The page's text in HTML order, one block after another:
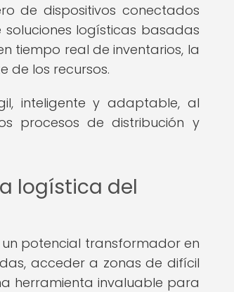
de dispositivos conectados
logísticas basadas
tiempo real de inventarios, la
de los recursos.
inteligente y adaptable, al
procesos de distribución y
logística del
potencial transformador en
acceder a zonas de difícil
herramienta invaluable para